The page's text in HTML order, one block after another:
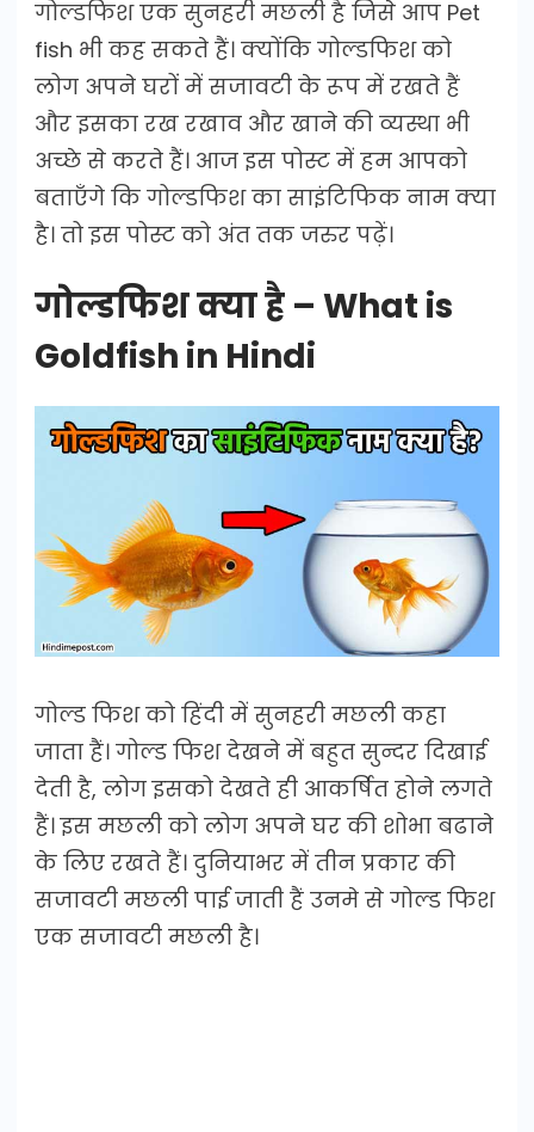
गोल्डफिश एक सुनहरी मछली है जिसे आप Pet
fish भी कह सकते हैं। क्योंकि गोल्डफिश को
लोग अपने घरों में सजावटी के रूप में रखते हैं
और इसका रख रखाव और खाने की व्यस्था भी
अच्छे से करते हैं। आज इस पोस्ट में हम आपको
बताएँगे कि गोल्डफिश का साइंटिफिक नाम क्या
है। तो इस पोस्ट को अंत तक जरुर पढ़ें।
गोल्डफिश क्या है – What is
Goldfish in Hindi
गोल्ड फिश को हिंदी में सुनहरी मछली कहा
जाता हैं। गोल्ड फिश देखने में बहुत सुन्दर दिखाई
देती है, लोग इसको देखते ही आकर्षित होने लगते
हैं। इस मछली को लोग अपने घर की शोभा बढाने
के लिए रखते हैं। दुनियाभर में तीन प्रकार की
सजावटी मछली पाई जाती हैं उनमे से गोल्ड फिश
एक सजावटी मछली है।